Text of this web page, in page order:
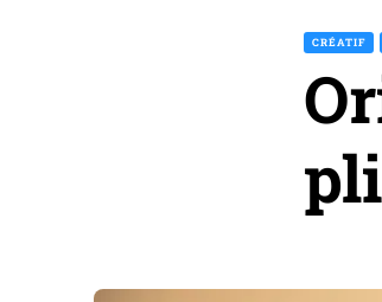
CRÉATIF